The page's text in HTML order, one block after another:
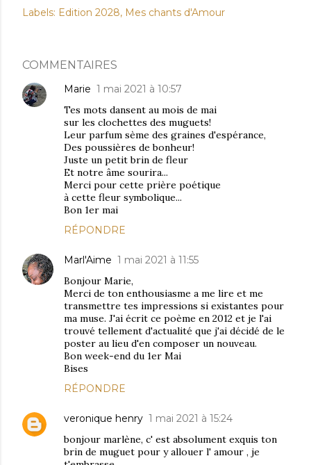
Labels: Edition 2028 Mes chants d'Amour
COMMENTAIRES
Marie 1 mai 2021 à 10:57
Tes mots dansent au mois de mai
sur les clochettes des muguets!
Leur parfum sème des graines d'espérance,
Des poussières de bonheur!
Juste un petit brin de fleur
Et notre âme sourira...
Merci pour cette prière poétique
à cette fleur symbolique...
Bon 1er mai
RÉPONDRE
Marl'Aime 1 mai 2021 à 11:55
Bonjour Marie,
Merci de ton enthousiasme a me lire et me
transmettre tes impressions si existantes pour
ma muse. J'ai écrit ce poème en 2012 et je l'ai
trouvé tellement d'actualité que j'ai décidé de le
poster au lieu d'en composer un nouveau.
Bon week-end du 1er Mai
Bises
RÉPONDRE
veronique henry 1 mai 2021 à 15:24
bonjour marlène, c' est absolument exquis ton
brin de muguet pour y allouer l' amour , je